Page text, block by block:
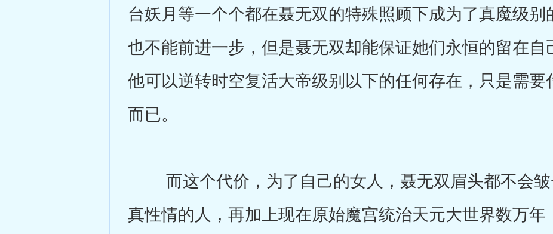
台妖月等一个个都在聂无双的特殊照顾下成为了真魔级别
也不能前进一步，但是聂无双却能保证她们永恒的留在自
他可以逆转时空复活大帝级别以下的任何存在，只是需要
而已。
而这个代价，为了自己的女人，聂无双眉头都不会皱
真性情的人，再加上现在原始魔宫统治天元大世界数万年